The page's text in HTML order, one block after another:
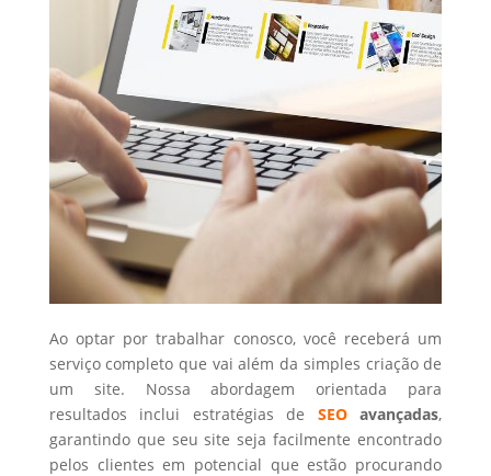
Ao optar por trabalhar conosco, você receberá um
serviço completo que vai além da simples criação de
um site. Nossa abordagem orientada para
resultados inclui estratégias de SEOavançadas,
garantindo que seu site seja facilmente encontrado
pelos clientes em potencial que estão procurando